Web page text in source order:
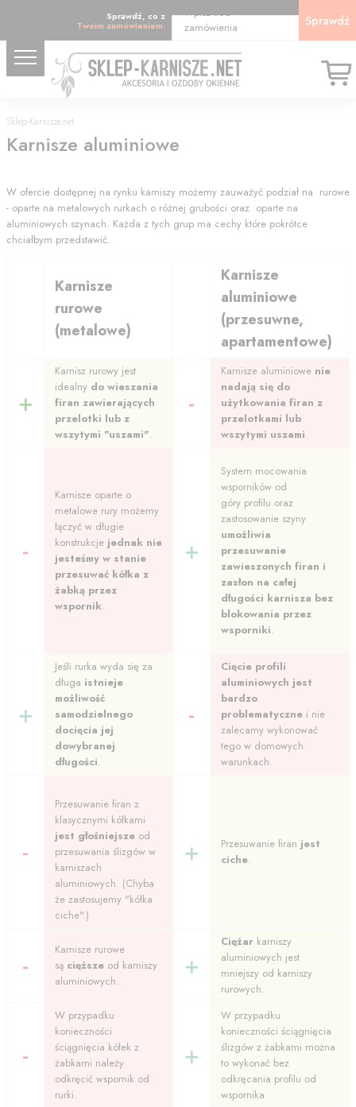
Sprawdź, co z
Twoim zamówieniem:
Wpisz kod
zamówienia
Sprawdź
Sklep-Karnisze.net
Karnisze aluminiowe
W ofercie dostępnej na rynku karniszy możemy zauważyć podział na rurowe
- oparte na metalowych rurkach o różnej grubości oraz oparte na
aluminiowych szynach. Każda z tych grup ma cechy które pokrótce
chciałbym przedstawić.
Karnisze
rurowe
(metalowe)
Karnisze
aluminiowe
(przesuwne,
apartamentowe)
+
Karnisz rurowy jest
idealny do wieszania
firan zawierających
przelotki lub z
wszytymi "uszami".
-
Karnisze aluminiowenie
nadają się do
użytkowania firan z
przelotkami lub
wszytymi uszami.
-
Karnisze oparte o
metalowe rury możemy
łączyć w długie
konstrukcje jednak nie
jesteśmy w stanie
przesuwać kółka z
żabką przez
wspornik.
+
System mocowania
wsporników od
góry profilu oraz
zastosowanie szyny
umożliwia
przesuwanie
zawieszonych firan i
zasłon na całej
długości karnisza bez
blokowania przez
wsporniki.
+
Jeśli rurka wyda się za
długa istnieje
możliwość
samodzielnego
docięcia jej
dowybranej
długości.
-
Cięcie profili
aluminiowych jest
bardzo
problematycznei nie
zalecamy wykonować
tego w domowych
warunkach.
-
Przesuwanie firan z
klasycznymi kółkami
jest głośniejszeod
przesuwania ślizgów w
karniszach
aluminiowych. (Chyba
że zastosujemy "kółka
ciche".)
+ Przesuwanie firan jest
ciche.
-
Karnisze rurowe
są cięższe od karniszy
aluminiowych.
+
Ciężarkarniszy
aluminiowych jest
mniejszy od karniszy
rurowych.
-
W przypadku
konieczności
ściągnięcia kółek z
żabkami należy
odkręcić wspornik od
rurki.
+
W przypadku
konieczności ściągnięcia
ślizgów z żabkami można
to wykonać bez
odkręcania profilu od
wspornika.